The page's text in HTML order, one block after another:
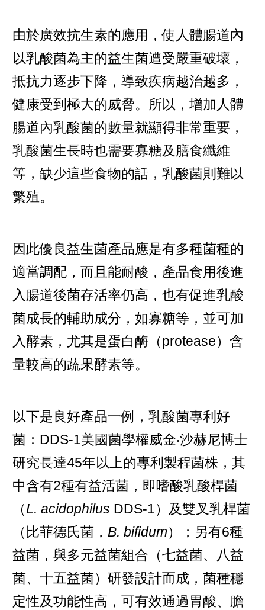
由於廣效抗生素的應用，使人體腸道內
以乳酸菌為主的益生菌遭受嚴重破壞，
抵抗力逐步下降，導致疾病越治越多，
健康受到極大的威脅。所以，增加人體
腸道內乳酸菌的數量就顯得非常重要，
乳酸菌生長時也需要寡糖及膳食纖維
等，缺少這些食物的話，乳酸菌則難以
繁殖。
因此優良益生菌產品應是有多種菌種的
適當調配，而且能耐酸，產品食用後進
入腸道後菌存活率仍高，也有促進乳酸
菌成長的輔助成分，如寡糖等，並可加
入酵素，尤其是蛋白酶（protease）含
量較高的蔬果酵素等。
以下是良好產品一例，乳酸菌專利好
菌：DDS-1美國菌學權威金‧沙赫尼博士
研究長達45年以上的專利製程菌株，其
中含有2種有益活菌，即嗜酸乳酸桿菌
（L. acidophilus DDS-1）及雙叉乳桿菌
（比菲德氏菌， B. bifidum）；另有6種
益菌，與多元益菌組合（七益菌、八益
菌、十五益菌）研發設計而成，菌種穩
定性及功能性高，可有效通過胃酸、膽